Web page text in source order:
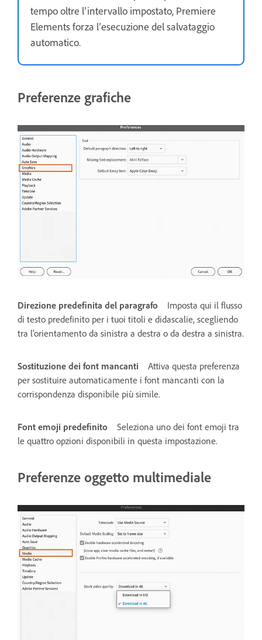
tempo oltre l’intervallo impostato, Premiere
Elements forza l’esecuzione del salvataggio
automatico.
Preferenze grafiche
Direzione predefinita del paragrafo
Imposta qui il flusso
di testo predefinito per i tuoi titoli e didascalie, scegliendo
tra l'orientamento da sinistra a destra o da destra a sinistra.
Sostituzione dei font mancanti
Attiva questa preferenza
per sostituire automaticamente i font mancanti con la
corrispondenza disponibile più simile.
Font emoji predefinito
Seleziona uno dei font emoji tra
le quattro opzioni disponibili in questa impostazione.
Preferenze oggetto multimediale